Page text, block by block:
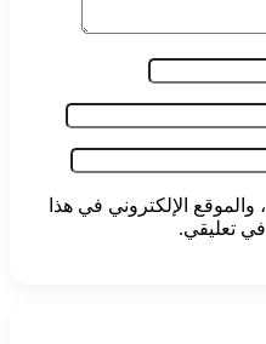
الإلكتروني في هذا
في تعليقي.